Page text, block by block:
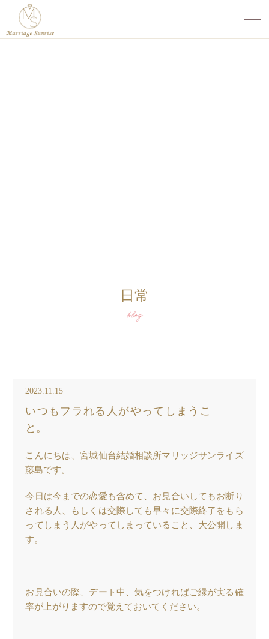
日常
blog
2023.11.15
いつもフラれる人がやってしまうこ
と。
こんにちは、宮城仙台結婚相談所マリッジサンライズ
藤島です。
今日は今までの恋愛も含めて、お見合いしてもお断り
される人、もしくは交際しても早々に交際終了をもら
ってしまう人がやってしまっていること、大公開しま
す。
お見合いの際、デート中、気をつければご縁が実る確
率が上がりますので覚えておいてください。